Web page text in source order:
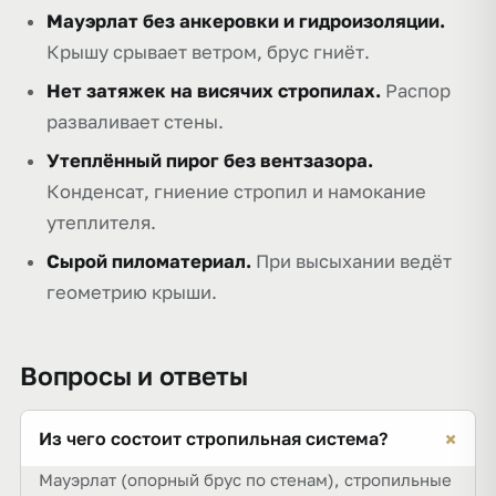
Мауэрлат без анкеровки и гидроизоляции.
Крышу срывает ветром, брус гниёт.
Нет затяжек на висячих стропилах. Распор
разваливает стены.
Утеплённый пирог без вентзазора.
Конденсат, гниение стропил и намокание
утеплителя.
Сырой пиломатериал. При высыхании ведёт
геометрию крыши.
Вопросы и ответы
Из чего состоит стропильная система? +
Мауэрлат (опорный брус по стенам), стропильные